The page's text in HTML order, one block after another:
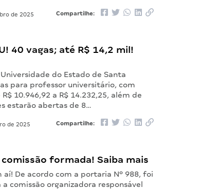
de 2025 Compartilhe:
40 vagas; até R$ 14,2 mil!
do Estado de Santa
para professor universitário, com
10.946,92 a R$ 14.232,25, além de
estarão abertas de 8…
de 2025 Compartilhe:
comissão formada! Saiba mais
aí! De acordo com a portaria Nº 988, foi
comissão organizadora responsável